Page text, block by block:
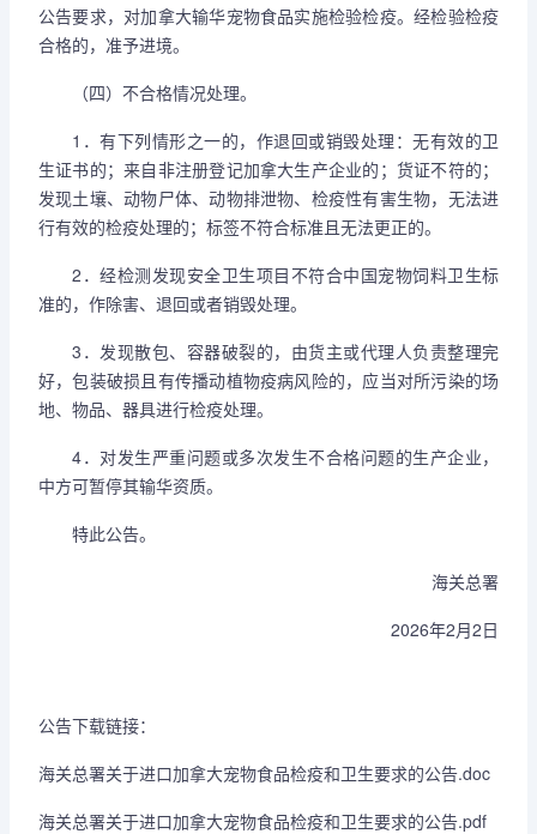
公告要求，对加拿大输华宠物食品实施检验检疫。经检验检疫
合格的，准予进境。
（四）不合格情况处理。
1．有下列情形之一的，作退回或销毁处理：无有效的卫
生证书的；来自非注册登记加拿大生产企业的；货证不符的；
发现土壤、动物尸体、动物排泄物、检疫性有害生物，无法进
行有效的检疫处理的；标签不符合标准且无法更正的。
2．经检测发现安全卫生项目不符合中国宠物饲料卫生标
准的，作除害、退回或者销毁处理。
3．发现散包、容器破裂的，由货主或代理人负责整理完
好，包装破损且有传播动植物疫病风险的，应当对所污染的场
地、物品、器具进行检疫处理。
4．对发生严重问题或多次发生不合格问题的生产企业，
中方可暂停其输华资质。
特此公告。
海关总署
2026年2月2日
公告下载链接：
海关总署关于进口加拿大宠物食品检疫和卫生要求的公告.doc
海关总署关于进口加拿大宠物食品检疫和卫生要求的公告.pdf